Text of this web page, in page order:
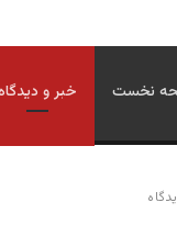
نخست خبر و